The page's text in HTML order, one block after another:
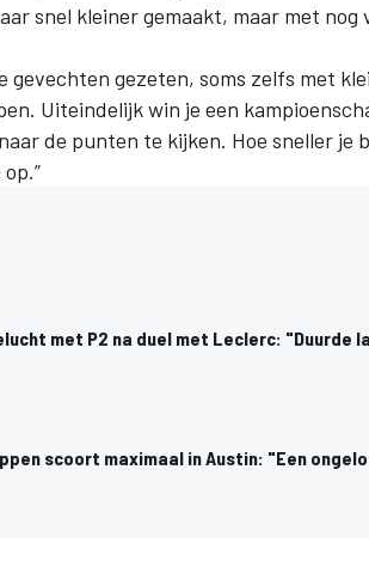
snel kleiner gemaakt, maar met nog
gevechten gezeten, soms zelfs met
Uiteindelijk win je een
de punten te kijken. Hoe sneller je
met P2 na duel met Leclerc: "Duurde
scoort maximaal in Austin: "Een